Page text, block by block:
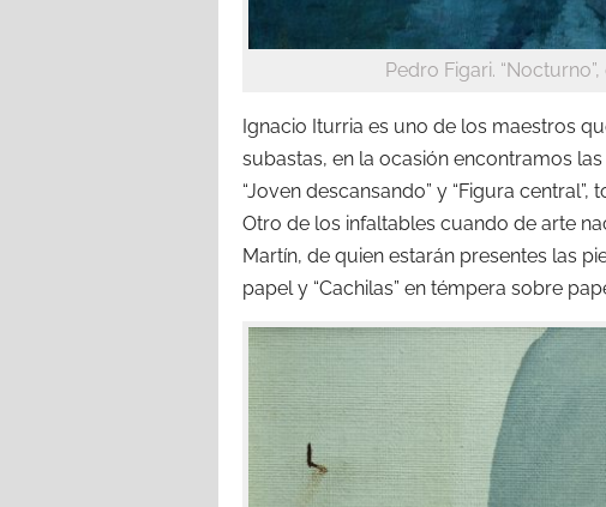
Pedro Figari.
Ignacio Iturria es uno de los maestros
subastas, en la ocasión encontramos las
“Joven descansando” y “Figura
Otro de los infaltables cuando de arte
Martín, de quien estarán presentes las
papel y “Cachilas” en témpera sobre